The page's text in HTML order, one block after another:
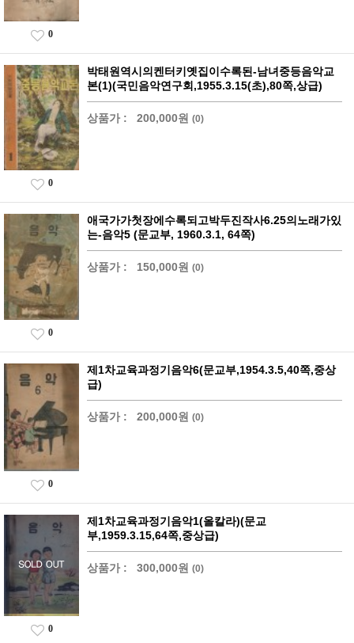
0
박태원역시의켄터키옛집이수록된-남녀중등음악교
본(1)(국민음악연구회,1955.3.15(초),80쪽,상급)
상품가 : 200,000원 (0)
0
애국가가첫장에수록되고박두진작사6.25의노래가있
는-음악5 (문교부, 1960.3.1, 64쪽)
상품가 : 150,000원 (0)
0
제1차교육과정기음악6(문교부,1954.3.5,40쪽,중상
급)
상품가 : 200,000원 (0)
0
제1차교육과정기음악1(올칼라)(문교
부,1959.3.15,64쪽,중상급)
상품가 : 300,000원 (0)
0